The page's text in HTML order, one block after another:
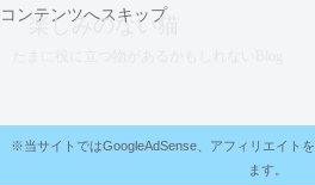
コンテンツへスキップ
楽しみのない猫
※当サイトではGoogleAdSense、アフィリエイト
ます。